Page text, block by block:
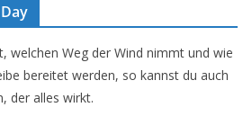
welchen Weg der Wind nimmt und wie
bereitet werden, so kannst du auch
der alles wirkt.